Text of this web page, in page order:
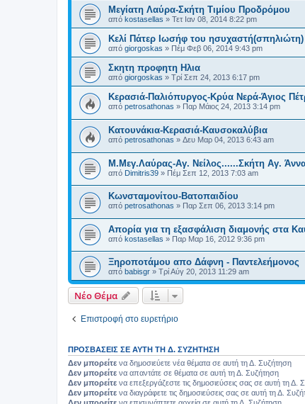
Μεγίατη Λαύρα-Σκήτη Τιμίου Προδρόμου
από kostasellas » Τετ Ιαν 08, 2014 8:22 pm
Κελί Πάτερ Ιωσήφ του ησυχαστή(σπηλιώτη)
από giorgoskas » Πέμ Φεβ 06, 2014 9:43 pm
Σκητη προφητη Ηλια
από giorgoskas » Τρί Σεπ 24, 2013 6:17 pm
Κερασιά-Παλιόπυργος-Κρύα Νερά-Άγιος
από petrosathonas » Παρ Μάιος 24, 2013 3:14 pm
Κατουνάκια-Κερασιά-Καυσοκαλύβια
από petrosathonas » Δευ Μαρ 04, 2013 6:43 am
Μ.Μεγ.Λαύρας-Αγ. Νείλος......Σκήτη Αγ.
από Dimitris39 » Πέμ Σεπ 12, 2013 7:03 am
Κωνσταμονίτου-Βατοπαιδίου
από petrosathonas » Παρ Σεπ 06, 2013 3:14 pm
Απορία για τη εξασφάλιση διαμονής στα
από kostasellas » Παρ Μαρ 16, 2012 9:36 pm
Ξηροποτάμου απο Δάφνη - Παντελεήμονος
από babisgr » Τρί Αύγ 20, 2013 11:29 am
Νέο Θέμα
Επιστροφή στο ευρετήριο
ΠΡΟΣΒΆΣΕΙΣ ΣΕ ΑΥΤΉ ΤΗ Δ. ΣΥΖΉΤΗΣΗ
Δεν μπορείτε να δημοσιεύετε νέα θέματα σε αυτή τη Δ. Συζήτηση
Δεν μπορείτε να απαντάτε σε θέματα σε αυτή τη Δ. Συζήτηση
Δεν μπορείτε να επεξεργάζεστε τις δημοσιεύσεις σας σε αυτή τη Δ.
Δεν μπορείτε να διαγράφετε τις δημοσιεύσεις σας σε αυτή τη Δ.